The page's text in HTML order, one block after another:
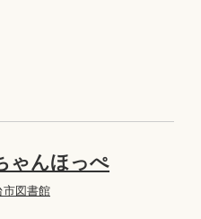
ゃんほっぺ
市図書館